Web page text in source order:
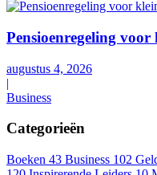
Pensioenregeling
augustus 4, 2026
|
Business
Categorieën
Boeken 43 Business 102